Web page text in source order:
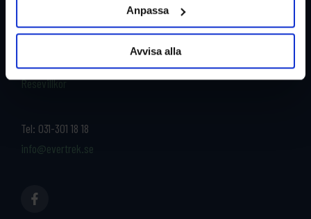
Anpassa
Avvisa alla
Tel: 031-301 18 18
info@evertrek.se
Om oss
Resevillkor
EverTrek
Grupp & Konferens
Kontakta oss